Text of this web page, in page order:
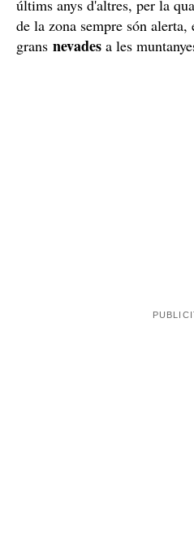
últims anys d'altres, per la
de la zona sempre són
grans nevades a les